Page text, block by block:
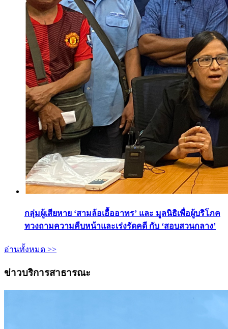
กลุ่มผู้เสียหาย ‘สามล้อเอื้ออาทร’ และ มูลนิธิเพื่อผู้บริโภค
ทวงถามความคืบหน้าและเร่งรัดคดี กับ ‘สอบสวนกลาง’
อ่านทั้งหมด >>
ข่าวบริการสาธารณะ